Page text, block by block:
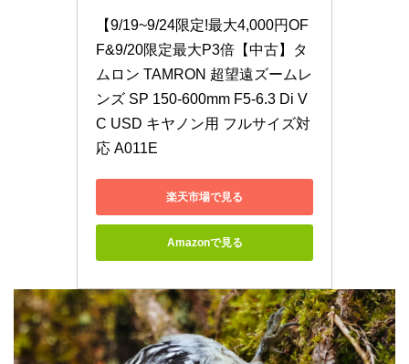
【9/19~9/24限定!最大4,000円OF
F&9/20限定最大P3倍【中古】タ
ムロン TAMRON 超望遠ズームレ
ンズ SP 150-600mm F5-6.3 Di V
C USD キヤノン用 フルサイズ対
応 A011E
楽天市場で見る
Amazonで見る